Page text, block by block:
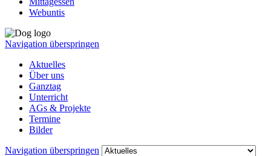
Webuntis
Navigation überspringen
Aktuelles
Über uns
Ganztag
Unterricht
AGs & Projekte
Termine
Bilder
Navigation überspringen